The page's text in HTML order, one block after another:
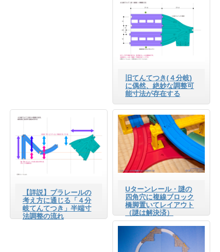
旧てんてつき(４分岐)
に偶然、絶妙な調整可
能寸法が存在する
【詳説】プラレールの
考え方に通じる「４分
岐てんてつき」半端寸
法調整の流れ
Uターンレール・謎の
四角穴に複線ブロック
橋脚置いてレイアウト
（謎は解決済）